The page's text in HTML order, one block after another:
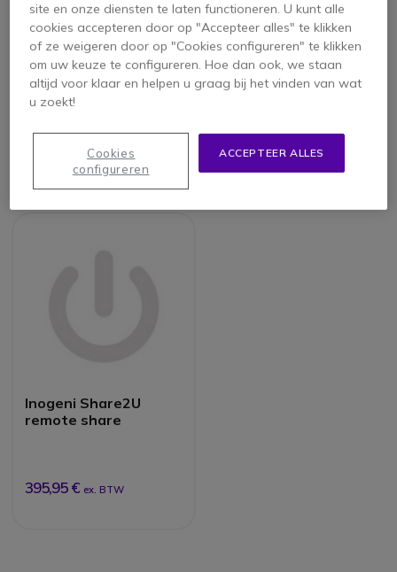
Inogeni Toggle
538,95 € ex. BTW -27%
Inogeni Share2u
1.989,95 €
Inogeni Share2U
remote share
395,95 € ex. BTW
site en onze diensten te laten functioneren. U kunt alle
cookies accepteren door op "Accepteer alles" te klikken
of ze weigeren door op "Cookies configureren" te klikken
om uw keuze te configureren. Hoe dan ook, we staan
altijd voor klaar en helpen u graag bij het vinden van wat
u zoekt!
ACCEPTEER ALLES
Cookies
configureren